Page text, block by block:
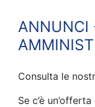
ANNUNCI
Consulta le
Se c’è